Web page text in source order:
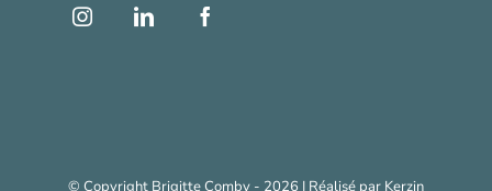
© Copyright Brigitte Comby - 2026 | Réalisé par Kerzin